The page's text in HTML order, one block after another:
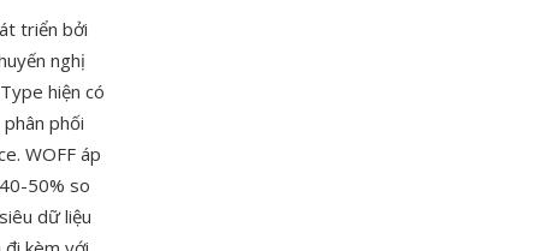
triển bởi
nghị
hiện có
phối
WOFF áp
50% so
dữ liệu